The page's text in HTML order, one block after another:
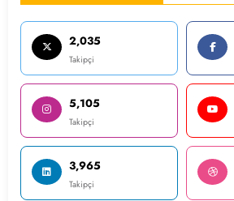
2,035
Takipçi
5,105
Takipçi
3,965
Takipçi